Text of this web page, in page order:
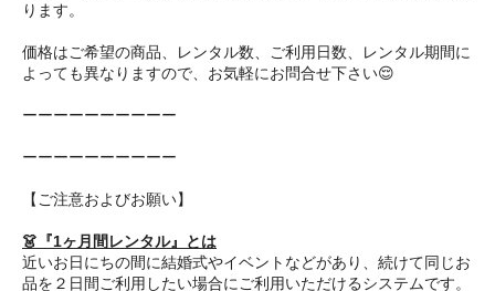
ります。
価格はご希望の商品、レンタル数、ご利用日数、レンタル期間に
よっても異なりますので、お気軽にお問合せ下さい😌
ーーーーーーーーーー
ーーーーーーーーーー
【ご注意およびお願い】
👗『1ヶ月間レンタル』とは
近いお日にちの間に結婚式やイベントなどがあり、続けて同じお
品を２日間ご利用したい場合にご利用いただけるシステムです。